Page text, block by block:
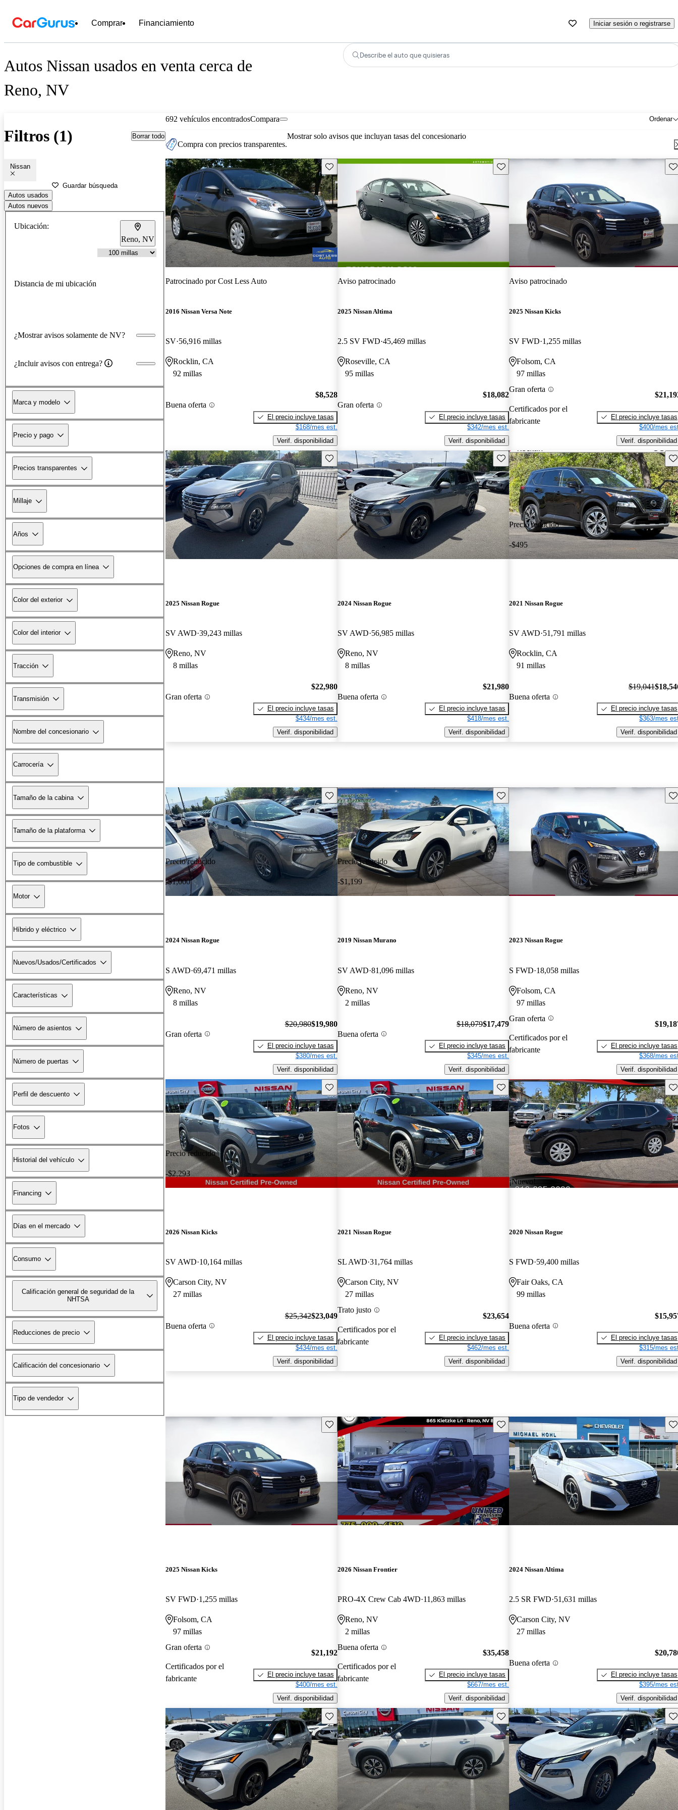
Comprar Financiamiento Iniciar sesión o registrarse
Autos Nissan usados en venta cerca de
Reno, NV
Describe el auto que quisieras
Filtros (1) Borrar todo
Nissan
Guardar búsqueda
Autos usados
Autos nuevos
Ubicación:
Reno, NV
Distancia de mi ubicación
¿Mostrar avisos solamente de NV?
¿Incluir avisos con entrega?
Marca y modelo
Precio y pago
Precios transparentes
Millaje
Años
Opciones de compra en línea
Color del exterior
Color del interior
Tracción
Transmisión
Nombre del concesionario
Carrocería
Tamaño de la cabina
Tamaño de la plataforma
Tipo de combustible
Motor
Híbrido y eléctrico
Nuevos/Usados/Certificados
Características
Número de asientos
Número de puertas
Perfil de descuento
Fotos
Historial del vehículo
Financing
Días en el mercado
Consumo
Calificación general de seguridad de la
NHTSA
Reducciones de precio
Calificación del concesionario
Tipo de vendedor
692 vehículos encontrados Ordenar
Compara
Compra con precios transparentes.
Mostrar solo avisos que incluyan tasas del concesionario
Guarda este Aviso
Patrocinado porCost Less Auto
2016 Nissan Versa Note
SV 56,916 millas
Rocklin, CA
92 millas
Buena oferta
$8,528
El precio incluye tasas
$168/mes est.
Verif. disponibilidad
Guarda este Aviso
Aviso patrocinado
2025 Nissan Altima
2.5 SV FWD 45,469 millas
Roseville, CA
95 millas
Gran oferta
$18,082
El precio incluye tasas
$342/mes est.
Verif. disponibilidad
Aviso patrocinado
2025 Nissan Kicks
SV FWD 1,255 millas
Folsom, CA
97 millas
Gran oferta
Certificados por el
fabricante
El precio incluye tasas
$400/mes
Verif. disponibilidad
Guarda este Aviso
2025 Nissan Rogue
SV AWD 39,243 millas
Reno, NV
8 millas
Gran oferta
$22,980
El precio incluye tasas
$434/mes est.
Verif. disponibilidad
Guarda este Aviso
2024 Nissan Rogue
SV AWD 56,985 millas
Reno, NV
8 millas
Buena oferta
$21,980
El precio incluye tasas
$418/mes est.
Verif. disponibilidad
Precio reducido
-$495
2021 Nissan Rogue
SV AWD 51,791 millas
Rocklin, CA
91 millas
Buena oferta
$19,041
El precio incluye tasas
$363/mes
Verif. disponibilidad
Precio reducido
-$1,000
Guarda este Aviso
2024 Nissan Rogue
S AWD 69,471 millas
Reno, NV
8 millas
Gran oferta
$20,980$19,980
El precio incluye tasas
$380/mes est.
Verif. disponibilidad
Precio reducido
-$1,199
Guarda este Aviso
2019 Nissan Murano
SV AWD 81,096 millas
Reno, NV
2 millas
Buena oferta
$18,079$17,479
El precio incluye tasas
$345/mes est.
Verif. disponibilidad
2023 Nissan Rogue
S FWD 18,058 millas
Folsom, CA
97 millas
Gran oferta
Certificados por el
fabricante
El precio incluye tasas
$368/mes
Verif. disponibilidad
Precio reducido
-$2,293
Guarda este Aviso
2026 Nissan Kicks
SV AWD 10,164 millas
Carson City, NV
27 millas
Buena oferta
$25,342$23,049
El precio incluye tasas
$434/mes est.
Verif. disponibilidad
Guarda este Aviso
2021 Nissan Rogue
SL AWD 31,764 millas
Carson City, NV
27 millas
Trato justo
Certificados por el
fabricante
$23,654
El precio incluye tasas
$462/mes est.
Verif. disponibilidad
¡Nuevo!
2020 Nissan Rogue
S FWD 59,400 millas
Fair Oaks, CA
99 millas
Buena oferta
El precio incluye tasas
$315/mes
Verif. disponibilidad
Guarda este Aviso
2025 Nissan Kicks
SV FWD 1,255 millas
Folsom, CA
97 millas
Gran oferta
Certificados por el
fabricante
$21,192
El precio incluye tasas
$400/mes est.
Verif. disponibilidad
Guarda este Aviso
2026 Nissan Frontier
PRO-4X Crew Cab 4WD 11,863 millas
Reno, NV
2 millas
Buena oferta
Certificados por el
fabricante
$35,458
El precio incluye tasas
$667/mes est.
Verif. disponibilidad
2024 Nissan Altima
2.5 SR FWD 51,631 millas
Carson City, NV
27 millas
Buena oferta
El precio incluye tasas
$395/mes
Verif. disponibilidad
Guarda este Aviso Guarda este Aviso